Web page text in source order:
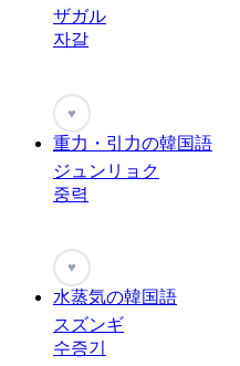
ザガル
자갈
♥
重力・引力の韓国語
ジュンリョク
중력
♥
水蒸気の韓国語
スズンギ
수증기